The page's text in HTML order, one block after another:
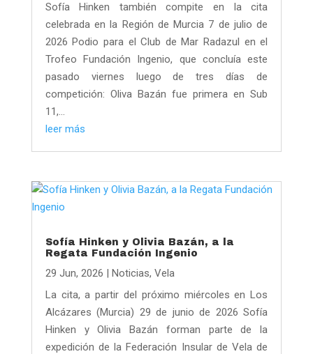
Sofía Hinken también compite en la cita
celebrada en la Región de Murcia 7 de julio de
2026 Podio para el Club de Mar Radazul en el
Trofeo Fundación Ingenio, que concluía este
pasado viernes luego de tres días de
competición: Oliva Bazán fue primera en Sub
11,...
leer más
Sofía Hinken y Olivia Bazán, a la
Regata Fundación Ingenio
29 Jun, 2026 | Noticias, Vela
La cita, a partir del próximo miércoles en Los
Alcázares (Murcia) 29 de junio de 2026 Sofía
Hinken y Olivia Bazán forman parte de la
expedición de la Federación Insular de Vela de